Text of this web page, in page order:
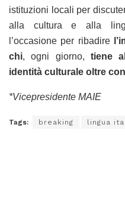
istituzioni locali per
alla cultura e alla
l’occasione per ribadire
chi, ogni giorno, tiene
identità culturale oltre
*Vicepresidente MAIE
Tags: breaking lingua